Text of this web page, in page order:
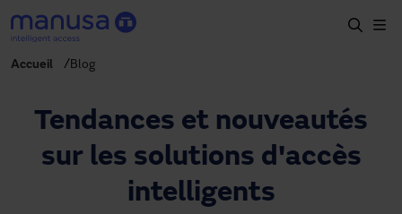
Aller au contenu principal
Produits et secteurs
Services
Accueil Blog
Tendances et nouveautés
sur les solutions d'accès
intelligents